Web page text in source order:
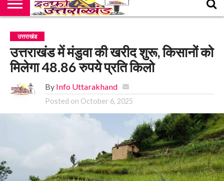
उत्तराखंड
उत्तराखंड में मंडुवा की खरीद शुरू, किसानों को
मिलेगा 48.86 रुपये प्रति किलो
By Info Uttarakhand
Posted on October 6, 2025